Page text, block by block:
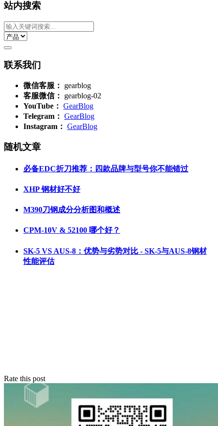
站内搜索
联系我们
微信客服：
gearblog
客服微信：
gearblog-02
YouTube： GearBlog
Telegram： GearBlog
Instagram： GearBlog
随机文章
必备EDC折刀推荐：四款品牌与型号你不能错过
XHP 钢材好不好
M390刀钢成分分析图和概述
CPM-10V & 52100 哪个好？
SK-5 VS AUS-8：优势与劣势对比 - SK-5与AUS-8钢材
性能评估
Rate this post